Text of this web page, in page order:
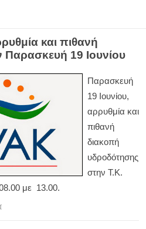
και πιθανή
Παρασκευή 19 Ιουνίου
Παρασκευή
19 Ιουνίου,
αρρυθμία και
πιθανή
διακοπή
υδροδότησης
στην Τ.Κ.
με 13.00.